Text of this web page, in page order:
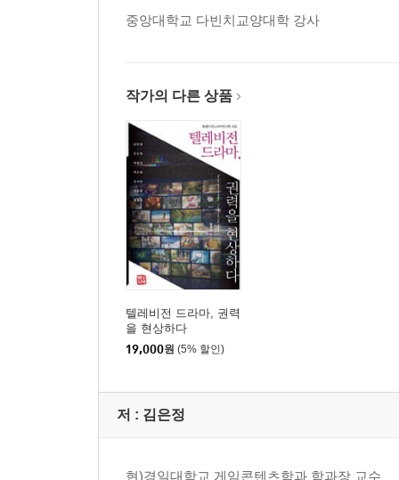
류정훈
3부 여성연대/ 복수/ 악녀
배상미
강제적 이성애를 넘어서는 여성들의 연대 ─ 공지
이정안
장르문학과 여성주의의 만남 ─ 양귀자, 『나는 소
이주영
TV 사극 속 여성의 야망과 ‘악녀’의 출현 ─ 〈왕과
문선영
김민영
신세대의 스케치, 청춘시트콤
중앙대학교 다빈치교양대학 강사
작가의 다른 상품
텔레비전 드라마, 권력
을 현상하다
19,000원 (5% 할인)
저 : 김은정
현)경일대학교 게임콘텐츠학과 학과장 교수